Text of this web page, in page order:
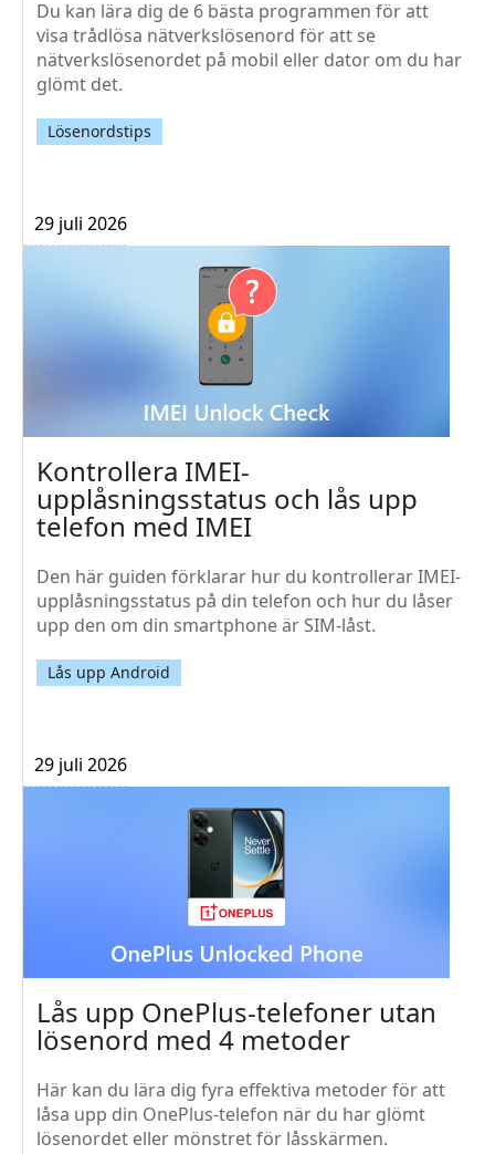
Du kan lära dig de 6 bästa programmen för att
visa trådlösa nätverkslösenord för att se
nätverkslösenordet på mobil eller dator om du har
glömt det.
Lösenordstips
29 juli 2026
Kontrollera IMEI-
upplåsningsstatus och lås upp
telefon med IMEI
Den här guiden förklarar hur du kontrollerar IMEI-
upplåsningsstatus på din telefon och hur du låser
upp den om din smartphone är SIM-låst.
Lås upp Android
29 juli 2026
Lås upp OnePlus‑telefoner utan
lösenord med 4 metoder
Här kan du lära dig fyra effektiva metoder för att
låsa upp din OnePlus‑telefon när du har glömt
lösenordet eller mönstret för låsskärmen.